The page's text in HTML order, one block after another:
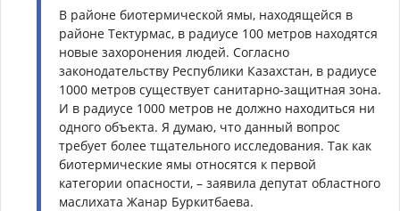
В районе биотермической ямы, находящейся в
районе Тектурмас, в радиусе 100 метров находятся
новые захоронения людей. Согласно
законодательству Республики Казахстан, в радиусе
1000 метров существует санитарно-защитная зона.
И в радиусе 1000 метров не должно находиться ни
одного объекта. Я думаю, что данный вопрос
требует более тщательного исследования. Так как
биотермические ямы относятся к первой
категории опасности, – заявила депутат областного
маслихата Жанар Буркитбаева.